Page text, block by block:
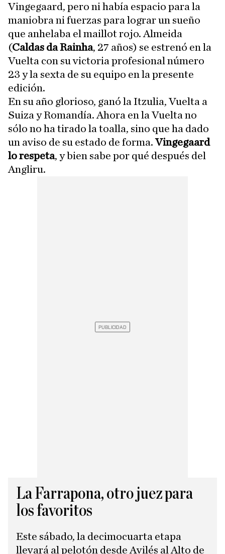
Vingegaard, pero ni había espacio para la
maniobra ni fuerzas para lograr un sueño
que anhelaba el maillot rojo. Almeida
(Caldas da Rainha, 27 años) se estrenó en la
Vuelta con su victoria profesional número
23 y la sexta de su equipo en la presente
edición.
En su año glorioso, ganó la Itzulia, Vuelta a
Suiza y Romandía. Ahora en la Vuelta no
sólo no ha tirado la toalla, sino que ha dado
un aviso de su estado de forma.Vingegaard
lo respeta, y bien sabe por qué después del
Angliru.
La Farrapona, otro juez para
los favoritos
Este sábado, la decimocuarta etapa
llevará al pelotón desde Avilés al Alto de